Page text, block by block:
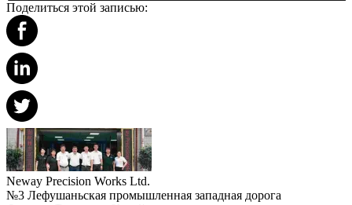
Поделиться этой записью:
Neway Precision Works Ltd.
№3 Лефушаньская промышленная западная дорога